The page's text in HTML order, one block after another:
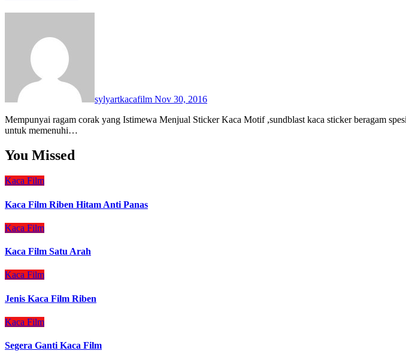
sylyartkacafilm Nov 30, 2016
Mempunyai ragam corak yang Istimewa Menjual Sticker Kaca Motif ,sundblast kaca sticker beragam spesifikasi dan motifnya
untuk memenuhi…
You Missed
Kaca Film
Kaca Film Riben Hitam Anti Panas
Kaca Film
Kaca Film Satu Arah
Kaca Film
Jenis Kaca Film Riben
Kaca Film
Segera Ganti Kaca Film